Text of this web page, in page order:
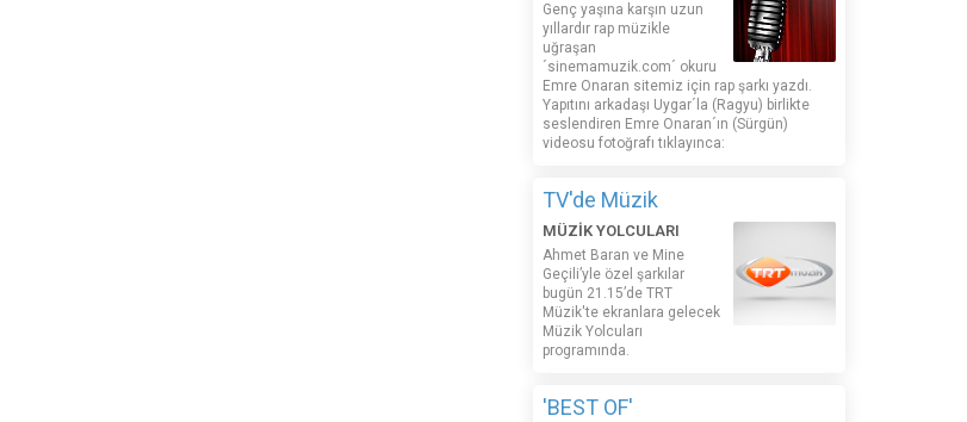
Genç yaşına karşın uzun
yıllardır rap müzikle
uğraşan
´sinemamuzik.com´ okuru
Emre Onaran sitemiz için rap şarkı yazdı.
Yapıtını arkadaşı Uygar´la (Ragyu) birlikte
seslendiren Emre Onaran´ın (Sürgün)
videosu fotoğrafı tıklayınca:
TV'de Müzik
MÜZİK YOLCULARI
Ahmet Baran ve Mine
Geçili’yle özel şarkılar
bugün 21.15’de TRT
Müzik'te ekranlara gelecek
Müzik Yolcuları
programında.
'BEST OF'